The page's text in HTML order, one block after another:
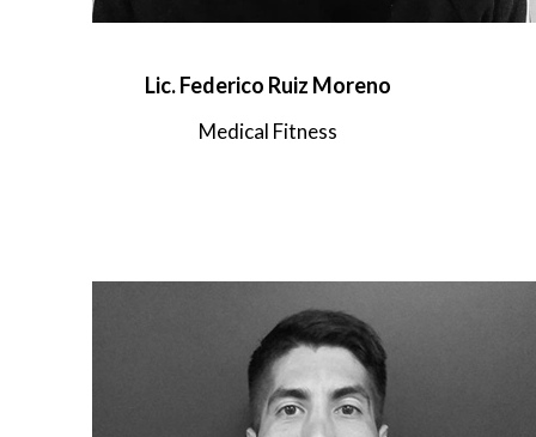
Lic. Federico Ruiz Moreno
Medical Fitness